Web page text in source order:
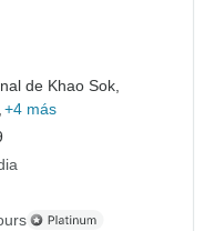
de Khao Sok,
+4 más